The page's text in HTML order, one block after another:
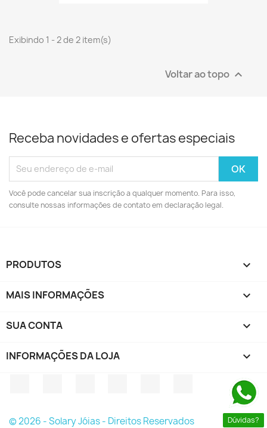
Exibindo 1 - 2 de 2 item(s)
Voltar ao topo 
Receba novidades e ofertas especiais
Você pode cancelar sua inscrição a qualquer momento. Para isso,
consulte nossas informações de contato em declaração legal.
PRODUTOS 
MAIS INFORMAÇÕES 
SUA CONTA 
INFORMAÇÕES DA LOJA keyboard_arrow_down
Dúvidas?
© 2026 - Solary Jóias - Direitos Reservados